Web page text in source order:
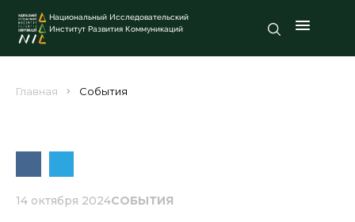
Национальный Исследовательский
Институт Развития Коммуникаций
Главная События
14 октября 2024СОБЫТИЯ